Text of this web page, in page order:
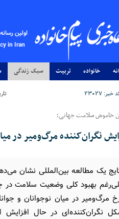
اولین
in Iran
خانواده تربیت سبک زندگی
خبر: 23027
خاموش سلامت جهانی؛
نگران‌کننده مرگ‌ومیر در
یک مطالعه بین‌المللی نشان
بهبود کلی وضعیت سلامت در
مرگ‌ومیر در میان نوجوانان و
نگران‌کننده‌ای در حال افزایش